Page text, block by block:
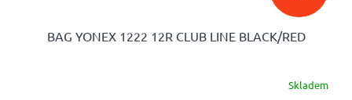
BAG YONEX 1222 12R CLUB LINE BLACK/RED
Skladem